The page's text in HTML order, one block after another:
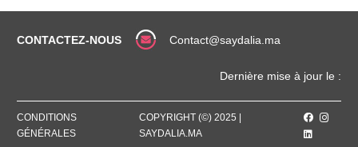
ML,
CONTACTEZ-NOUS Contact@saydalia.ma
Dernière mise à jour le :
CONDITIONS
GÉNÉRALES
COPYRIGHT (©) 2025 |
SAYDALIA.MA